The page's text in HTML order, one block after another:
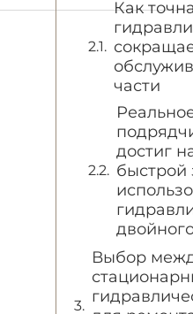
Как
части
достиг
быстрой
Выбор